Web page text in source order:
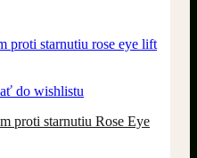
do wishlistu
proti starnutiu Rose Eye